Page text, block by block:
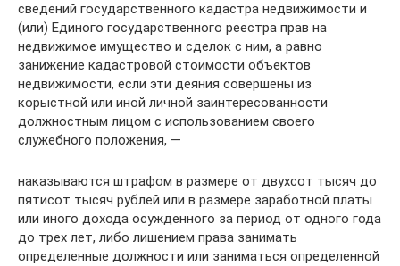
сведений государственного кадастра недвижимости и
(или) Единого государственного реестра прав на
недвижимое имущество и сделок с ним, а равно
занижение кадастровой стоимости объектов
недвижимости, если эти деяния совершены из
корыстной или иной личной заинтересованности
должностным лицом с использованием своего
служебного положения, —
наказываются штрафом в размере от двухсот тысяч до
пятисот тысяч рублей или в размере заработной платы
или иного дохода осужденного за период от одного года
до трех лет, либо лишением права занимать
определенные должности или заниматься определенной